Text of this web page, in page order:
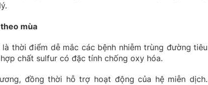
mùa
thời điểm dễ mắc các bệnh nhiễm trùng đường tiêu
chất sulfur có đặc tính chống oxy hóa.
đồng thời hỗ trợ hoạt động của hệ miễn dịch.